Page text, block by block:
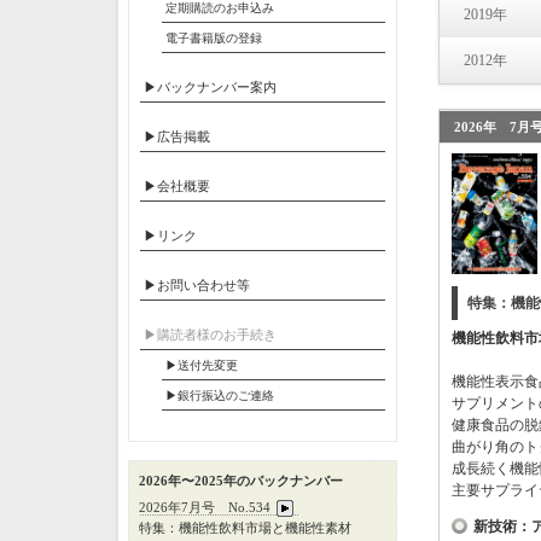
2019年
2012年
2026年 7月
特集：機
機能性飲料
機能性表示
サプリメン
健康食品の
曲がり角の
成長続く機
主要サプラ
新技術：
定期購読のお申込み
電子書籍版の登録
▶バックナンバー案内
▶広告掲載
▶会社概要
▶リンク
▶お問い合わせ等
▶︎購読者様のお手続き
▶送付先変更
▶︎銀行振込のご連絡
2026年〜2025年のバックナンバー
2026年7月号 No.534
特集：機能性飲料市場と機能性素材